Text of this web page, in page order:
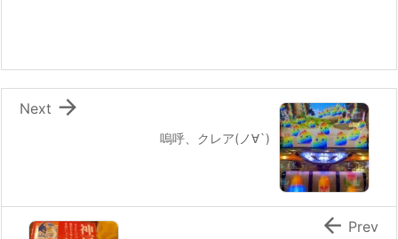
嗚呼、クレア(ノ∀`)

Next
 Prev